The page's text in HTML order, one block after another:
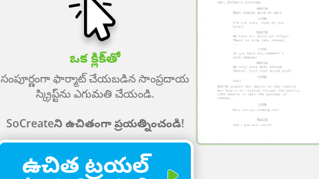
ఒక క్లిక్‌తో
సంపూర్ణంగా ఫార్మాట్ చేయబడిన సాంప్రదాయ
స్క్రిప్ట్‌ను ఎగుమతి చేయండి.
SoCreateని ఉచితంగా ప్రయత్నించండి!
ఉచిత ట్రయల్